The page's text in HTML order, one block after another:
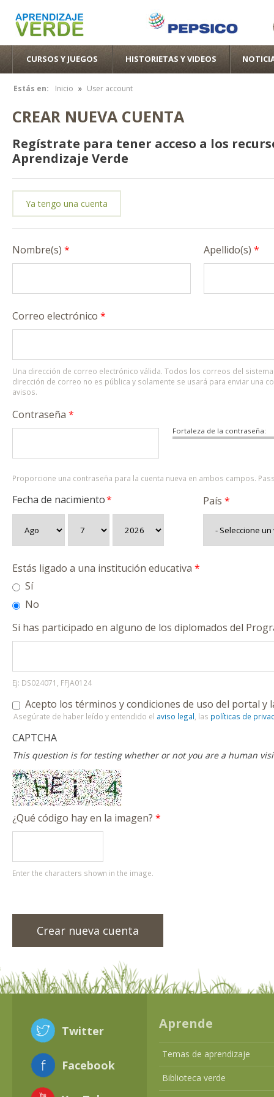
CURSOS Y JUEGOS HISTORIETAS Y VIDEOS
Estás en:
Se encuentra usted aquí
Inicio » User account
CREAR NUEVA CUENTA
Regístrate para tener acceso a los
Aprendizaje Verde
Ya tengo una cuenta
Nombre(s) * Apellido(s) *
Correo electrónico *
Una dirección de correo electrónico válida. Todos los correos del
dirección de correo no es pública y solamente se usará para enviar una
avisos.
Fortaleza de la contraseña:
Contraseña *
Proporcione una contraseña para la cuenta nueva en ambos campos.
Fecha de nacimiento* País *
Estás ligado a una institución educativa *
Sí
No
Si has participado en alguno de los diplomados del
Ej: DS024071, FFJA0124
Acepto los términos y condiciones de uso del portal y
Asegúrate de haber leído y entendido el aviso legal , las políticas de
CAPTCHA
This question is for testing whether or not you are a human
¿Qué código hay en la imagen? *
Enter the characters shown in the image.
Twitter
Facebook
Aprende
Temas de aprendizaje
Biblioteca verde